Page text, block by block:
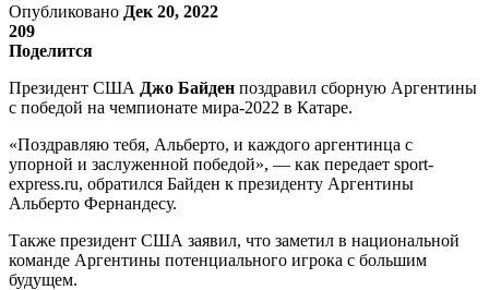
Опубликовано Дек 20, 2022
209
Поделится
Президент США Джо Байден поздравил сборную Аргентины
с победой на чемпионате мира-2022 в Катаре.
«Поздравляю тебя, Альберто, и каждого аргентинца с
упорной и заслуженной победой», — как передает sport-
express.ru, обратился Байден к президенту Аргентины
Альберто Фернандесу.
Также президент США заявил, что заметил в национальной
команде Аргентины потенциального игрока с большим
будущем.